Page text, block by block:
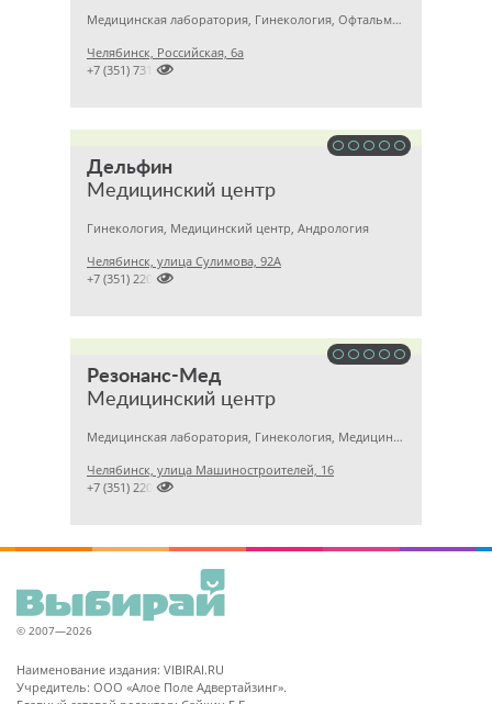
Медицинская лаборатория, Гинекология, Офтальмология
Челябинск, Российская, 6а

+7 (351) 7315875
Дельфин
Медицинский центр
Гинекология, Медицинский центр, Андрология
Челябинск, улица Сулимова, 92А

+7 (351) 2201843
Резонанс-Мед
Медицинский центр
Медицинская лаборатория, Гинекология, Медицинский центр
Челябинск, улица Машиностроителей, 16

+7 (351) 2201031
© 2007—2026
Наименование издания: VIBIRAI.RU
Учредитель: ООО «Алое Поле Адвертайзинг».